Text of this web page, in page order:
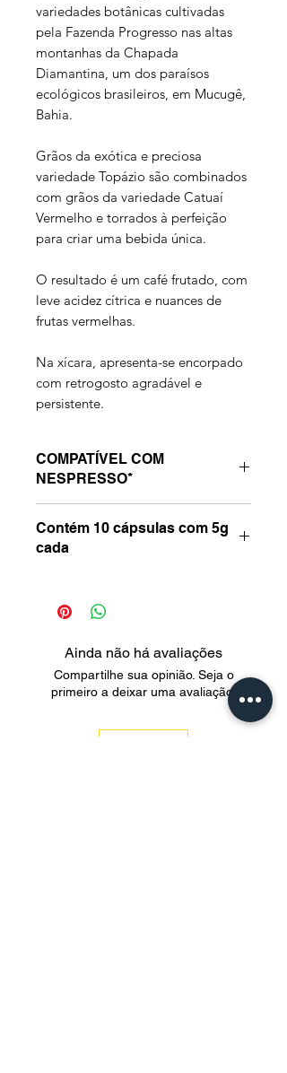
variedades botânicas cultivadas
pela Fazenda Progresso nas altas
montanhas da Chapada
Diamantina, um dos paraísos
ecológicos brasileiros, em Mucugê,
Bahia.
Grãos da exótica e preciosa
variedade Topázio são combinados
com grãos da variedade Catuaí
Vermelho e torrados à perfeição
para criar uma bebida única.
O resultado é um café frutado, com
leve acidez cítrica e nuances de
frutas vermelhas.
Na xícara, apresenta-se encorpado
com retrogosto agradável e
persistente.
COMPATÍVEL COM
NESPRESSO*
compatíveis da linha Nespresso*:
Essenza, Inissia, Pixie, “U”, Maestria
*Nespresso é uma marca de
Contém 10 cápsulas com 5g
cada
Ainda não há avaliações
Compartilhe sua opinião. Seja o
primeiro a deixar uma avaliação.